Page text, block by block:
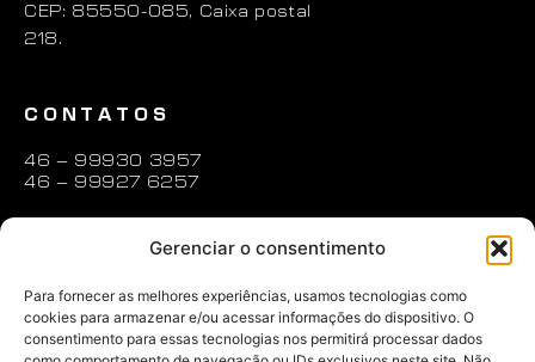
Gerenciar o consentimento
Para fornecer as melhores experiências, usamos tecnologias como
cookies para armazenar e/ou acessar informações do dispositivo. O
consentimento para essas tecnologias nos permitirá processar dados
CEP: 85550-085, Caixa postal
218.
CONTATOS
46 – 99930 3957
46 – 99927 6257
REDES SOCIAIS